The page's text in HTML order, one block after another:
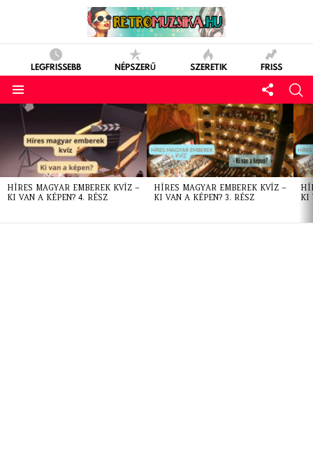
LEGFRISSEBB NÉPSZERŰ SZERETIK FRISS
LATEST
STORIES
HÍRES MAGYAR EMBEREK KVÍZ –
KI VAN A KÉPEN? 4. RÉSZ
HÍRES MAGYAR EMBEREK KVÍZ –
KI VAN A KÉPEN? 3. RÉSZ
KI